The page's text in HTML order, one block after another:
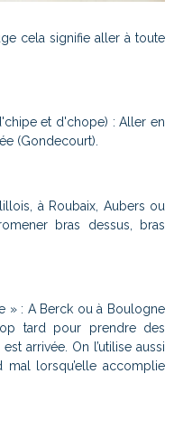
cela signifie aller à toute
et d'chope) : Aller en
(Gondecourt).
à Roubaix, Aubers ou
bras dessus, bras
» : A Berck ou à Boulogne
tard pour prendre des
arrivée. On l’utilise aussi
mal lorsqu’elle accomplie